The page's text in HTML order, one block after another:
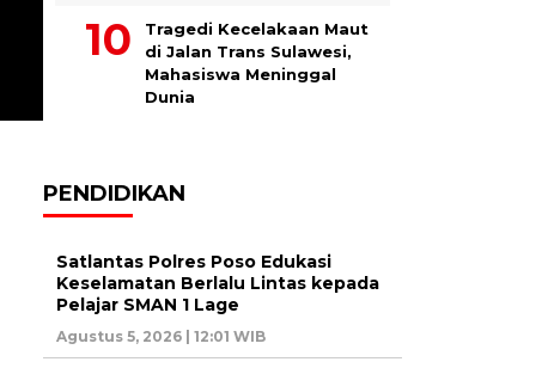
Tragedi Kecelakaan Maut
di Jalan Trans Sulawesi,
Mahasiswa Meninggal
Dunia
PENDIDIKAN
Satlantas Polres Poso Edukasi
Keselamatan Berlalu Lintas kepada
Pelajar SMAN 1 Lage
Agustus 5, 2026 | 12:01 WIB